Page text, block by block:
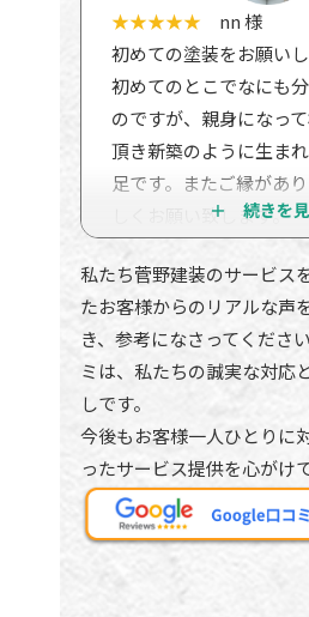
★★★★★ nn 様
初めての塗装をお願い
初めてのとこでなにも
のですが、親身になっ
頂き新築のように生ま
足です。またご縁があ
しくお願い致します。
私たち菅野建装のサービス
たお客様からのリアルな声
き、参考になさってくださ
ミは、私たちの誠実な対応
しです。
今後もお客様一人ひとりに
ったサービス提供を心がけ